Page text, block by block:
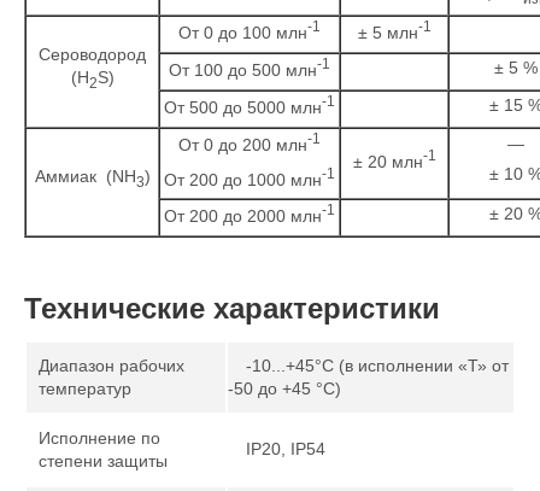
Сероводород
(H2S)
От 0 до 100 млн-1 ± 5 млн-1
От 100 до 500 млн-1 ± 5 %
От 500 до 5000 млн-1 ± 15
Аммиак (NH3)
От 0 до 200 млн-1
От 200 до 1000 млн-1
± 20 млн-1
—
± 10
От 200 до 2000 млн-1 ± 20
Технические характеристики
Диапазон рабочих
температур
-10...+45°С (в исполнении «Т» от
-50 до +45 °С)
Исполнение по
степени защиты
IP20, IP54